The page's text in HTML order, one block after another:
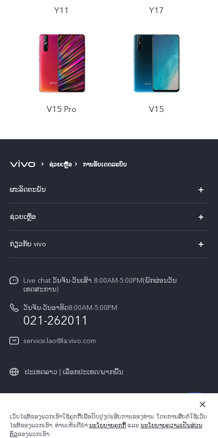
Y11 Y17
V15 Pro V15
ຊ່ວຍເຫຼືອ ການອັບເດດລະບົບ
ຜະລິດຕະພັນ
ທຸກໂມເດວ
ຊ່ວຍເຫຼືອ
ສູນບໍລິການ
Funtouch OS
ການພິສູດຢືນຢັນ IMEI
ກວດສອບລາຄາອຸປະກອນເສີມ
ການອັບເດດລະບົບ
ກ່ຽວກັບ vivo
ແຈ້ງ​ການ​ທາງ​ກົດ​ໝາຍ
ສູນຄວາມເປັນສ່ວນຕົວ vivo
ຄວາມຍືນຍົງ
Live chat ວັນຈັນ-ວັນເສົາ 8:00AM-5:00PM(ພັກຜ່ອນວັນ
ເທດສະການ)
ວັນຈັນ-ວັນອາທິດ8:00AM-5:00PM
021-262011
service.lao@la.vivo.com
ປະເທດລາວ | ເລືອກປະເທດ/ພາກພື້ນ
© 2026 vivo Mobile Communication Co., Ltd. ສະຫງວນ​ລິ​ຂະ​ສິດ.
​ນະ​ໂຍ​ບາຍ​ຄວາມ​ເປັນ​ສ່ວນ​ຕົວ​ຂອງ
ນະໂຍບາຍຄຸກກີ້ຂອງ
ການຊ່ວຍເຫຼືອຄວາມເປັນສ່ວນຕົວ
ເວັບ​ໄຊ​ທ໌​ຂອງ​ພວກ​ເຮົາ​ໃຊ້​ຄຸກ​ກີ້​ເພື່ອ​ປັບ​ປຸງ​ປະ​ສົບ​ການ​ຂອງ​ທ່ານ. ໂດຍ​ການ​ສືບ​ຕໍ່​ໃຊ້​ເວັບ​
ໄຊ​ທ໌​ຂອງ​ພວກ​ເຮົາ, ທ່ານ​ເຫັນ​ດີ​ນຳ​ນະ​ໂຍ​ບາຍ​ຄຸກ​ກີ້​ແລະ ນະ​ໂຍ​ບາຍ​ຄວາມ​ເປັນ​ສ່ວນ​
ຕົວ​ຂອງ​ພວກ​ເຮົາ.